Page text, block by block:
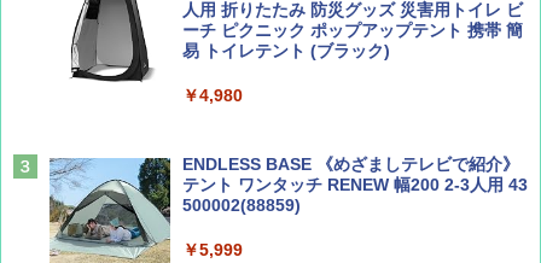
球の歩き方A ヨーロッパ
人用 折りたたみ 防災グッズ 災害用トイレ ビ
ーチ ピクニック ポップアップテント 携帯 簡
易 トイレテント (ブラック)
￥4,980
ENDLESS BASE 《めざましテレビで紹介》
テント ワンタッチ RENEW 幅200 2-3人用 43
500002(88859)
￥5,999